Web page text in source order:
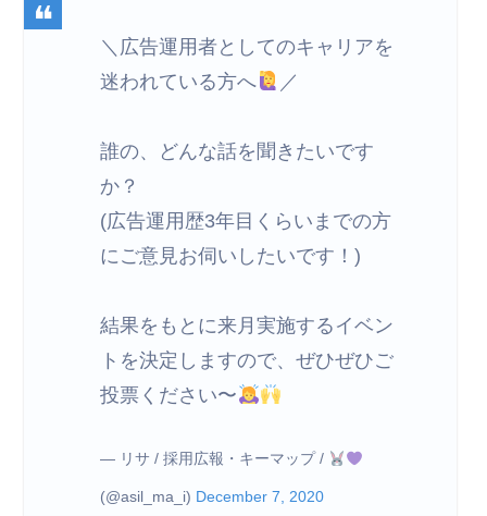
＼広告運用者としてのキャリアを
迷われている方へ
／
誰の、どんな話を聞きたいです
か？
(広告運用歴3年目くらいまでの方
にご意見お伺いしたいです！)
結果をもとに来月実施するイベン
トを決定しますので、ぜひぜひご
投票ください〜
— リサ / 採用広報・キーマップ /
(@asil_ma_i) December 7, 2020